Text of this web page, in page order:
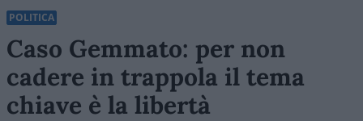
POLITICA
Caso Gemmato: per non
cadere in trappola il tema
chiave è la libertà